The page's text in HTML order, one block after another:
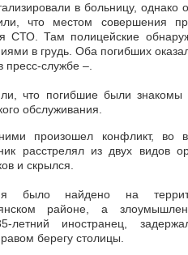
в больницу, однако
что местом совершения
СТО.Там полицейские
в грудь. Оба погибших
пресс-службе –.
что погибшие были
обслуживания.
произошел конфликт, во
расстрелял из двух видов
и скрылся.
было найдено на
районе, а
летний иностранец,
берегу столицы.